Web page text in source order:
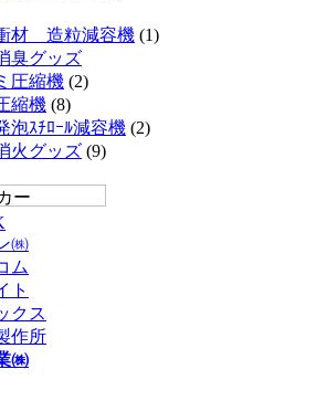
材 造粒減容機 (1)
臭グッズ
圧縮機 (2)
縮機 (8)
ｽﾁﾛｰﾙ減容機 (2)
火グッズ (9)
㈱
ム
ト
クス
作所
㈱